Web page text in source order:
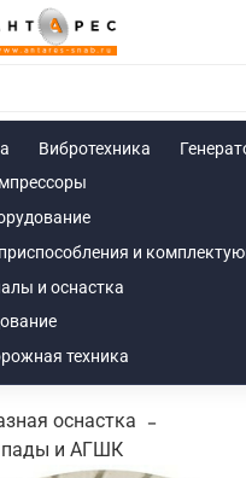
Вибротехника
и
и оснастка
техника
оснастка
и АГШК